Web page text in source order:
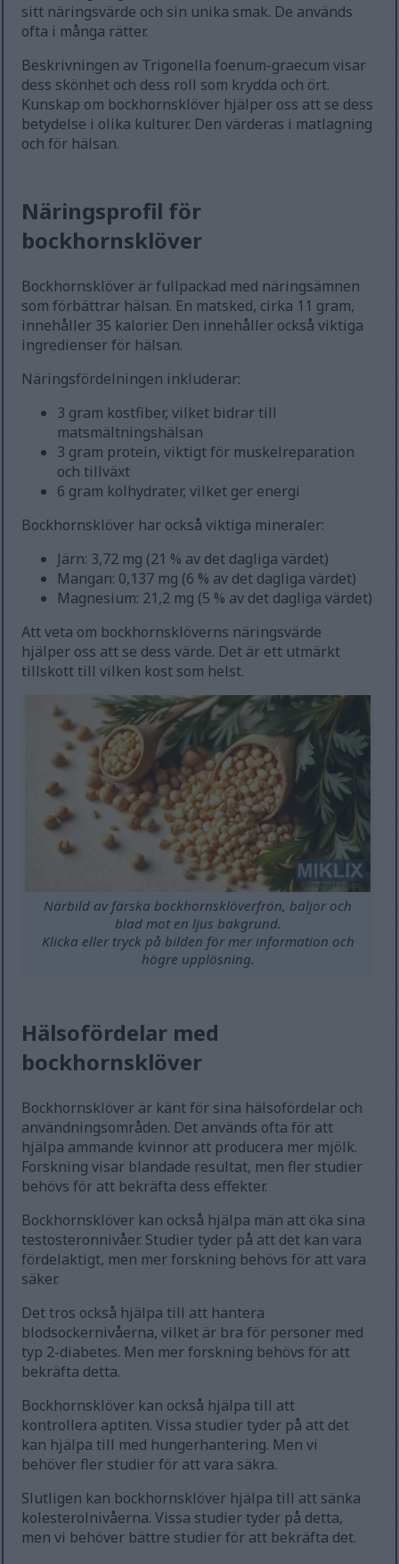
sitt näringsvärde och sin unika smak. De används
ofta i många rätter.
Beskrivningen av Trigonella foenum-graecum visar
dess skönhet och dess roll som krydda och ört.
Kunskap om bockhornsklöver hjälper oss att se dess
betydelse i olika kulturer. Den värderas i matlagning
och för hälsan.
Näringsprofil för
bockhornsklöver
Bockhornsklöver är fullpackad med näringsämnen
som förbättrar hälsan. En matsked, cirka 11 gram,
innehåller 35 kalorier. Den innehåller också viktiga
ingredienser för hälsan.
Näringsfördelningen inkluderar:
3 gram kostfiber, vilket bidrar till
matsmältningshälsan
3 gram protein, viktigt för muskelreparation
och tillväxt
6 gram kolhydrater, vilket ger energi
Bockhornsklöver har också viktiga mineraler:
Järn: 3,72 mg (21 % av det dagliga värdet)
Mangan: 0,137 mg (6 % av det dagliga värdet)
Magnesium: 21,2 mg (5 % av det dagliga värdet)
Att veta om bockhornsklöverns näringsvärde
hjälper oss att se dess värde. Det är ett utmärkt
tillskott till vilken kost som helst.
Närbild av färska bockhornsklöverfrön, baljor och
blad mot en ljus bakgrund.
Klicka eller tryck på bilden för mer information och
högre upplösning.
Hälsofördelar med
bockhornsklöver
Bockhornsklöver är känt för sina hälsofördelar och
användningsområden. Det används ofta för att
hjälpa ammande kvinnor att producera mer mjölk.
Forskning visar blandade resultat, men fler studier
behövs för att bekräfta dess effekter.
Bockhornsklöver kan också hjälpa män att öka sina
testosteronnivåer. Studier tyder på att det kan vara
fördelaktigt, men mer forskning behövs för att vara
säker.
Det tros också hjälpa till att hantera
blodsockernivåerna, vilket är bra för personer med
typ 2-diabetes. Men mer forskning behövs för att
bekräfta detta.
Bockhornsklöver kan också hjälpa till att
kontrollera aptiten. Vissa studier tyder på att det
kan hjälpa till med hungerhantering. Men vi
behöver fler studier för att vara säkra.
Slutligen kan bockhornsklöver hjälpa till att sänka
kolesterolnivåerna. Vissa studier tyder på detta,
men vi behöver bättre studier för att bekräfta det.